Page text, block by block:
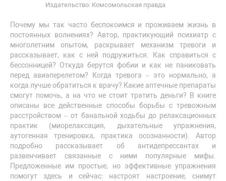
Издательство: Комсомольская правда
Почему мы так часто беспокоимся и проживаем жизнь в
постоянных волнениях? Автор, практикующий психиатр с
многолетним опытом, раскрывает механизм тревоги и
рассказывает, как с ней подружиться. Как справиться с
бессонницей? Откуда берутся фобии и как не паниковать
перед авиаперелетом? Когда тревога – это нормально, а
когда лучше обратиться к врачу? Какие аптечные препараты
смогут помочь, а на что не стоит тратить деньги? В книге
описаны все действенные способы борьбы с тревожным
расстройством – от банальной ходьбы до релаксационных
практик (миорелаксация, дыхательные упражнения,
аутогенная тренировка, практика осознанности). Автор
подробно рассказывает об антидепрессантах и
развенчивает связанные с ними популярные мифы.
Предложенные им простые, но эффективные упражнения
помогут здесь и сейчас: настроят настроение, снимут